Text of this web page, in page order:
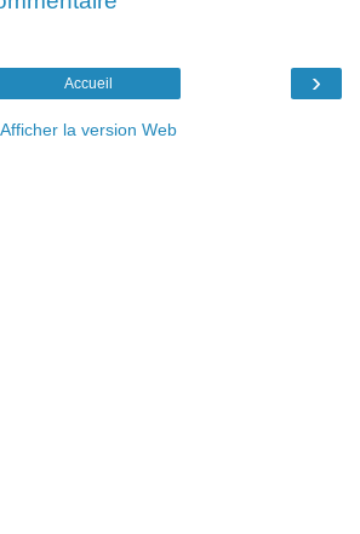
›
Accueil
Afficher la version Web